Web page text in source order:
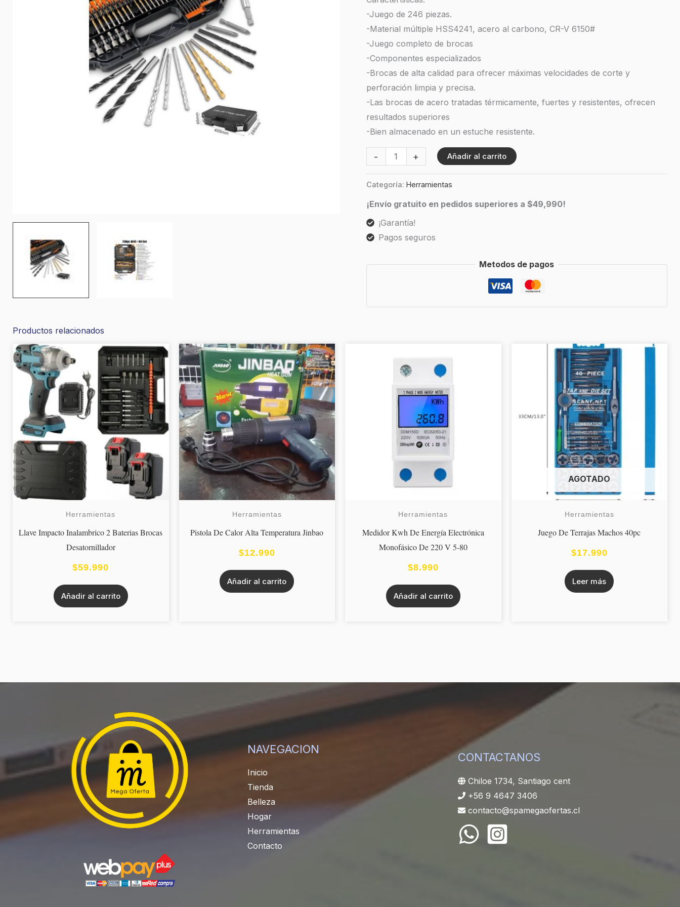
-Juego de 246 piezas.
-Material múltiple HSS4241, acero al carbono, CR-V 6150#
-Juego completo de brocas
-Componentes especializados
-Brocas de alta calidad para ofrecer máximas velocidades de corte y
perforación limpia y precisa.
-Las brocas de acero tratadas térmicamente, fuertes y resistentes, ofrecen
resultados superiores
-Bien almacenado en un estuche resistente.
-
Dados
cantidad
+ Añadir al carrito
Categoría: Herramientas
¡Envío gratuito en pedidos superiores a $49,990!
¡Garantía!
Pagos seguros
Metodos de pagos
Productos relacionados
Herramientas
Llave Impacto Inalambrico 2 Baterias Brocas
Desatornillador
$59.990
Añadir al carrito
Herramientas
Pistola De Calor Alta Temperatura Jinbao
$12.990
Añadir al carrito
Herramientas
Medidor Kwh De Energía Electrónica
Monofásico De 220 V 5-80
$8.990
Añadir al carrito
AGOTADO
Herramientas
Juego De Terrajas Machos 40pc
$17.990
Leer más
NAVEGACION
Inicio
Tienda
Belleza
Hogar
Herramientas
Contacto
CONTACTANOS
Chiloe 1734, Santiago cent
+56 9 4647 3406
contacto@spamegaofertas.cl